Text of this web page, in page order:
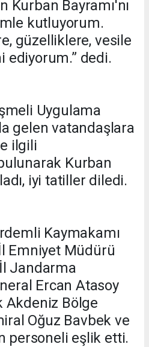
Kurban Bayramı'nı
kutluyorum.
güzelliklere, vesile
ediyorum.” dedi.
Uygulama
gelen vatandaşlara
ilgili
Kurban
iyi tatiller diledi.
Kaymakamı
Emniyet Müdürü
Jandarma
Ercan Atasoy
Akdeniz Bölge
Oğuz Bavbek ve
personeli eşlik etti.